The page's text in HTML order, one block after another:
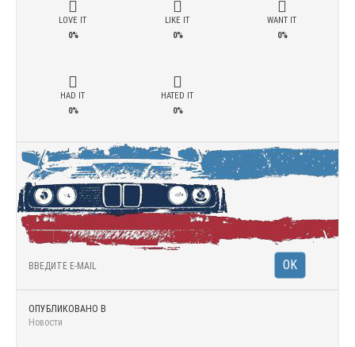
LOVE IT
0%
LIKE IT
0%
WANT IT
0%
HAD IT
0%
HATED IT
0%
ОПУБЛИКОВАНО В
Новости